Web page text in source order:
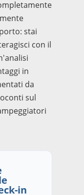
stai
con il
in
da
sul
in